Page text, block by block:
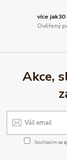
více
Ověřený
Akce,
Souhlasím se